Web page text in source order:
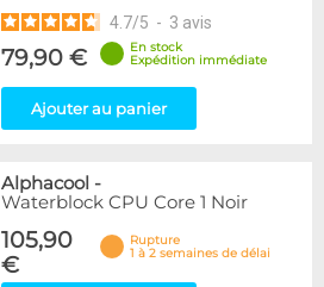
4.7/5 - 3 avis
79,90 €
En stock
Expédition immédiate
Ajouter au panier
Alphacool -
Waterblock CPU Core 1 Noir
105,90
€
Rupture
1 à 2 semaines de délai